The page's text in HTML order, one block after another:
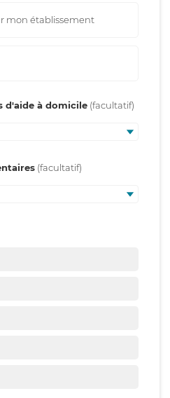
mon établissement
d'aide à domicile